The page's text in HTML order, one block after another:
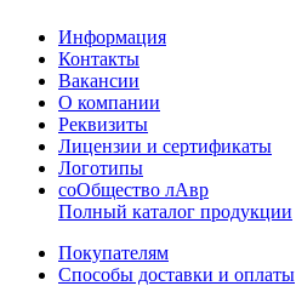
Информация
Контакты
Вакансии
О компании
Реквизиты
Лицензии и сертификаты
Логотипы
соОбщество лАвр
Полный каталог продукции
Покупателям
Способы доставки и оплаты